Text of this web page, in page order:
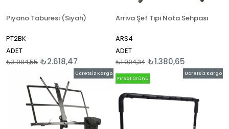
Piyano Taburesi (Siyah)
PT2BK
ADET
₺2.618,47
₺3.094,55
Arriva Şef Tipi Nota Sehpası
ARS4
ADET
₺1.380,65
₺1.904,34
Ücretsiz Kargo
Ücretsiz Kargo
Fırsat Ürünü